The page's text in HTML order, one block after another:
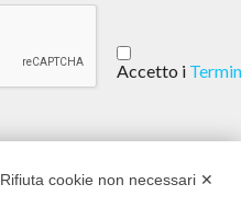
Accetto i
Rifiuta cookie non necessari ✕